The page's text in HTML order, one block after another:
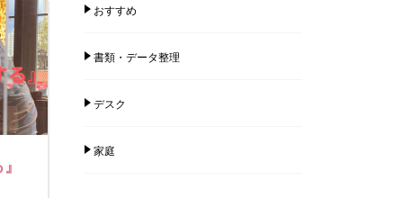
おすすめ
書類・データ整理
デスク
家庭